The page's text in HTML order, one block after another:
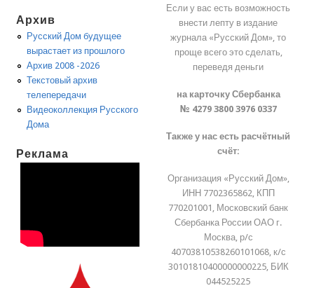
Архив
Русский Дом будущее
вырастает из прошлого
Архив 2008 -2026
Текстовый архив
телепередачи
Видеоколлекция Русского
Дома
Реклама
Если у вас есть возможность
внести лепту в издание
журнала «Русский Дом», то
проще всего это сделать,
переведя деньги
на карточку Сбербанка
№ 4279 3800 3976 0337
Также у нас есть расчётный
счёт:
Организация «Русский Дом»,
ИНН 7702365862, КПП
770201001, Московский банк
Сбербанка России ОАО г.
Москва, р/с
40703810538260101068, к/с
30101810400000000225, БИК
044525225